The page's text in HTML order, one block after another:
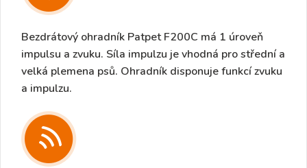
Bezdrátový ohradník Patpet F200C má 1 úroveň
impulsu a zvuku. Síla impulzu je vhodná pro střední a
velká plemena psů. Ohradník disponuje funkcí zvuku
a impulzu.